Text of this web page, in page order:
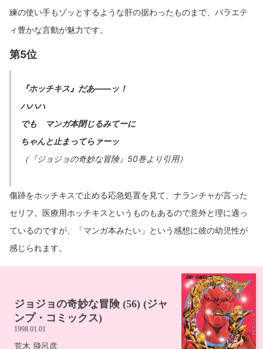
練の使い手もゾッとするような肝の据わったものまで、バラエテ
ィ豊かな言動が魅力です。
第5位
『ホッチキス』だあ――ッ！
ハハハ
でも マンガ本閉じるみてーに
ちゃんと止まってらァーッ
（『ジョジョの奇妙な冒険』50巻より引用）
傷跡をホッチキスで止める応急処置を見て、ナランチャが言った
セリフ。医療用ホッチキスというものもあるので意外と理に適っ
ているのですが、「マンガ本みたい」という感想に彼の幼児性が
感じられます。